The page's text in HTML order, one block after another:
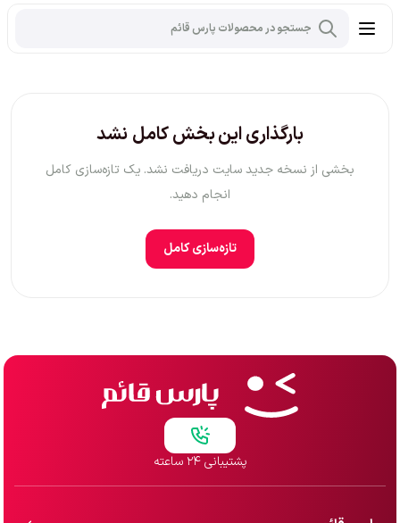
بارگذاری این بخش کامل نشد
بخشی از نسخه جدید سایت دریافت نشد. یک تازه‌سازی کامل
انجام دهید.
تازه‌سازی کامل
پشتیبانی ۲۴ ساعته